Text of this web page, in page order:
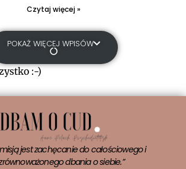
Czytaj więcej »
POKAŻ WIĘCEJ WPISÓW
:-)
jest zachęcanie do całościowego i
dbania o siebie.”